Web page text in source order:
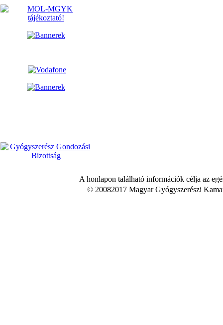
A honlapon található információk célja az
© 20082017 Magyar Gyógyszerészi